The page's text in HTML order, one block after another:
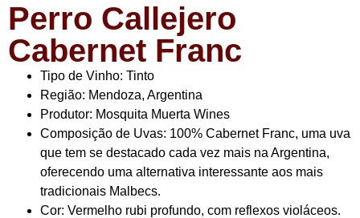
Perro Callejero
Cabernet Franc
Tipo de Vinho: Tinto
Região: Mendoza, Argentina
Produtor: Mosquita Muerta Wines
Composição de Uvas: 100% Cabernet Franc, uma uva
que tem se destacado cada vez mais na Argentina,
oferecendo uma alternativa interessante aos mais
tradicionais Malbecs.
Cor: Vermelho rubi profundo, com reflexos violáceos.